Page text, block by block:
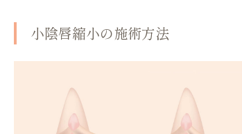
小陰唇縮小の施術方法